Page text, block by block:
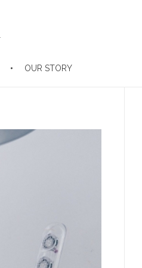
OUR STORY